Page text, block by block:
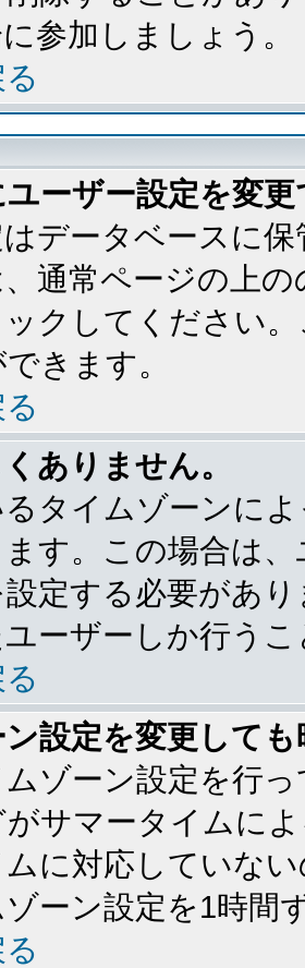
参加しましょう。
ーザー設定を変
データベースに
通常ページの上
クしてください
きます。
ありません。
タイムゾーンに
す。この場合は
定する必要があ
ーザーしか行う
設定を変更して
ゾーン設定を行
サマータイムに
に対応していな
ーン設定を1時間